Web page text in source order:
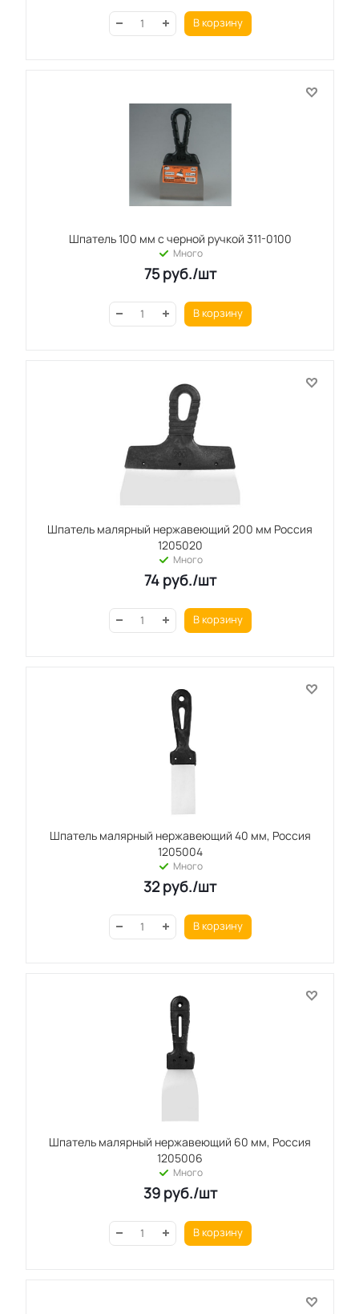
В корзину
Шпатель 100 мм с черной ручкой 311-0100
Много
75руб./шт
В корзину
Шпатель малярный нержавеющий 200 мм Россия
1205020
Много
74руб./шт
В корзину
Шпатель малярный нержавеющий 40 мм, Россия
1205004
Много
32руб./шт
В корзину
Шпатель малярный нержавеющий 60 мм, Россия
1205006
Много
39руб./шт
В корзину